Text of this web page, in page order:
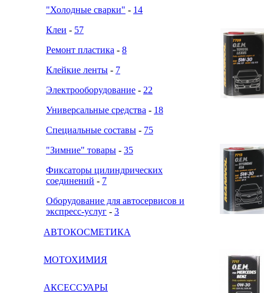
"Холодные сварки" - 14
Клеи - 57
Ремонт пластика - 8
Клейкие ленты - 7
Электрооборудование - 22
Универсальные средства - 18
Специальные составы - 75
"Зимние" товары - 35
Фиксаторы цилиндрических
соединений - 7
Оборудование для автосервисов и
экспресс-услуг - 3
АВТОКОСМЕТИКА
МОТОХИМИЯ
АКСЕССУАРЫ